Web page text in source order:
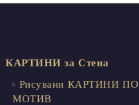
КАРТИНИ за Стена
Рисувани КАРТИНИ ПО
МОТИВ